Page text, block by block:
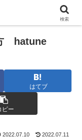
hatune
はてブ
ピー
2022.07.10 2022.07.11
検索